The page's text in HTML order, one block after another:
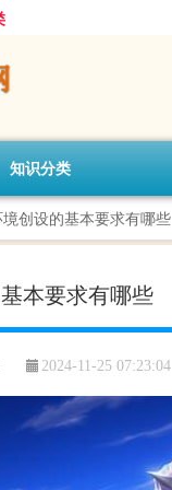
知识分类
创设的基本要求有哪些
本要求有哪些
2024-11-25 07:23:04